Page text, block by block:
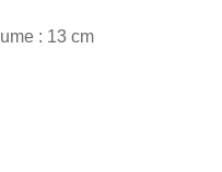
: 13 cm